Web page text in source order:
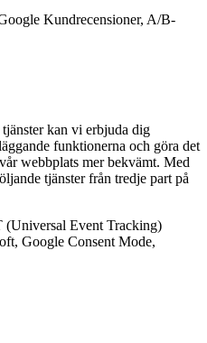
Kundrecensioner, A/B-
kan vi erbjuda dig
funktionerna och göra det
webbplats mer bekvämt. Med
tjänster från tredje part på
(Universal Event Tracking)
Google Consent Mode,